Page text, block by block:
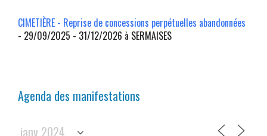
CIMETIÈRE - Reprise de concessions perpétuelles abandonnées
- 29/09/2025 - 31/12/2026 à SERMAISES
Agenda des manifestations